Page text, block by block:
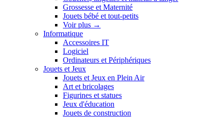
Grossesse et Maternité
Jouets bébé et tout-petits
Voir plus →
Informatique
Accessoires IT
Logiciel
Ordinateurs et Périphériques
Jouets et Jeux
Jouets et Jeux en Plein Air
Art et bricolages
Figurines et statues
Jeux d'éducation
Jouets de construction